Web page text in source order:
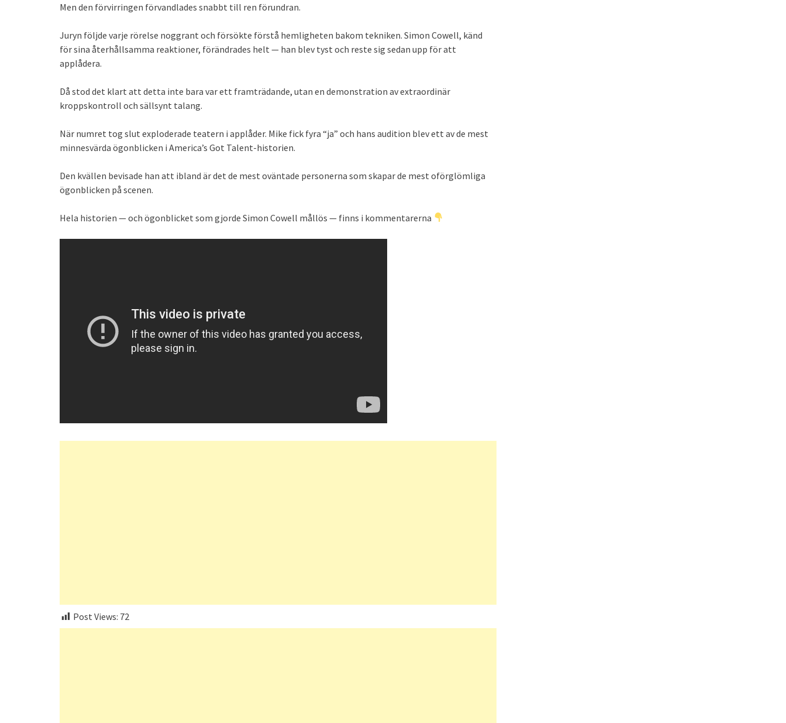
Men den förvirringen förvandlades snabbt till ren förundran.
Juryn följde varje rörelse noggrant och försökte förstå hemligheten bakom tekniken. Simon Cowell, känd
för sina återhållsamma reaktioner, förändrades helt — han blev tyst och reste sig sedan upp för att
applådera.
Då stod det klart att detta inte bara var ett framträdande, utan en demonstration av extraordinär
kroppskontroll och sällsynt talang.
När numret tog slut exploderade teatern i applåder. Mike fick fyra “ja” och hans audition blev ett av de mest
minnesvärda ögonblicken i America’s Got Talent-historien.
Den kvällen bevisade han att ibland är det de mest oväntade personerna som skapar de mest oförglömliga
ögonblicken på scenen.
Hela historien — och ögonblicket som gjorde Simon Cowell mållös — finns i kommentarerna
Post Views: 72